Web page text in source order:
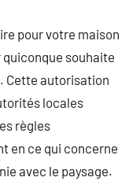
pour votre maison
souhaite
Cette autorisation
locales
règles
en ce qui concerne
avec le paysage.